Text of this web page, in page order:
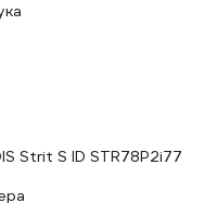
Strit S ID STR78P2i77